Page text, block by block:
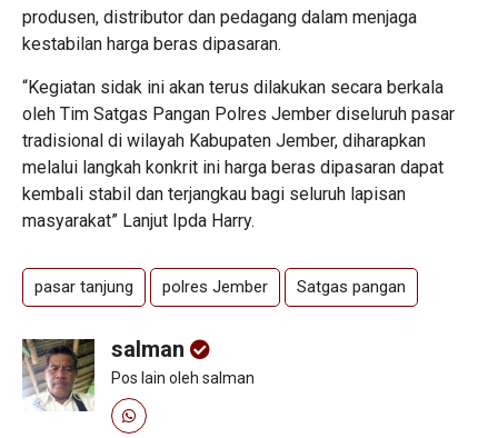
produsen, distributor dan pedagang dalam menjaga
kestabilan harga beras dipasaran.
“Kegiatan sidak ini akan terus dilakukan secara berkala
oleh Tim Satgas Pangan Polres Jember diseluruh pasar
tradisional di wilayah Kabupaten Jember, diharapkan
melalui langkah konkrit ini harga beras dipasaran dapat
kembali stabil dan terjangkau bagi seluruh lapisan
masyarakat” Lanjut Ipda Harry.
pasar tanjung polres Jember Satgas pangan
salman
Pos lain oleh salman